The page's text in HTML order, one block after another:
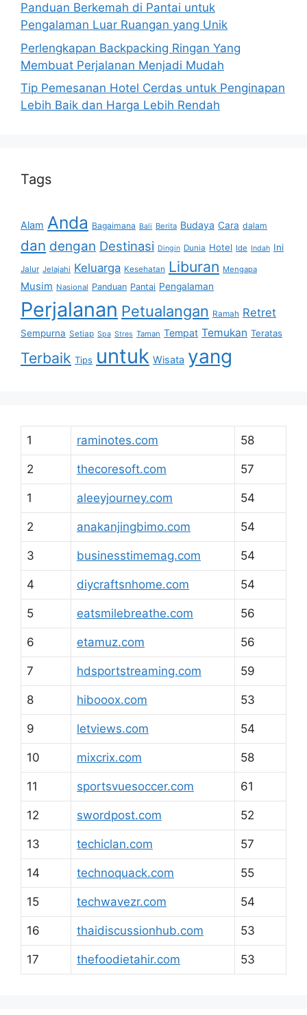
Panduan Berkemah di Pantai untuk
Pengalaman Luar Ruangan yang Unik
Perlengkapan Backpacking Ringan Yang
Membuat Perjalanan Menjadi Mudah
Tip Pemesanan Hotel Cerdas untuk Penginapan
Lebih Baik dan Harga Lebih Rendah
Tags
Alam Anda Bagaimana Bali Berita Budaya Cara dalam
dan dengan Destinasi Dingin Dunia Hotel Ide Indah Ini
Jalur Jelajahi Keluarga Kesehatan Liburan Mengapa
Musim Nasional Panduan Pantai Pengalaman
Perjalanan Petualangan Ramah Retret
Sempurna Setiap Spa Stres Taman Tempat Temukan Teratas
Terbaik Tips untuk Wisata yang
1 raminotes.com 58
2 thecoresoft.com 57
1 aleeyjourney.com 54
2 anakanjingbimo.com 54
3 businesstimemag.com 54
4 diycraftsnhome.com 54
5 eatsmilebreathe.com 56
6 etamuz.com 56
7 hdsportstreaming.com 59
8 hibooox.com 53
9 letviews.com 54
10 mixcrix.com 58
11 sportsvuesoccer.com 61
12 swordpost.com 52
13 techiclan.com 57
14 technoquack.com 55
15 techwavezr.com 54
16 thaidiscussionhub.com 53
17 thefoodietahir.com 53